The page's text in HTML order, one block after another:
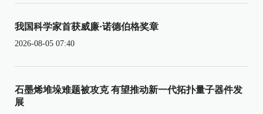
我国科学家首获威廉·诺德伯格奖章
2026-08-05 07:40
石墨烯堆垛难题被攻克 有望推动新一代拓扑量子器件发
展